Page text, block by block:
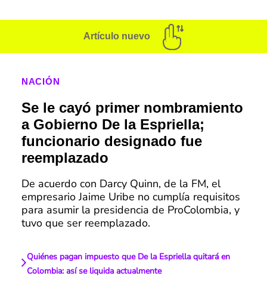
Artículo nuevo
NACIÓN
Se le cayó primer nombramiento
a Gobierno De la Espriella;
funcionario designado fue
reemplazado
De acuerdo con Darcy Quinn, de la FM, el
empresario Jaime Uribe no cumplía requisitos
para asumir la presidencia de ProColombia, y
tuvo que ser reemplazado.
Quiénes pagan impuesto que De la Espriella quitará en
Colombia: así se liquida actualmente